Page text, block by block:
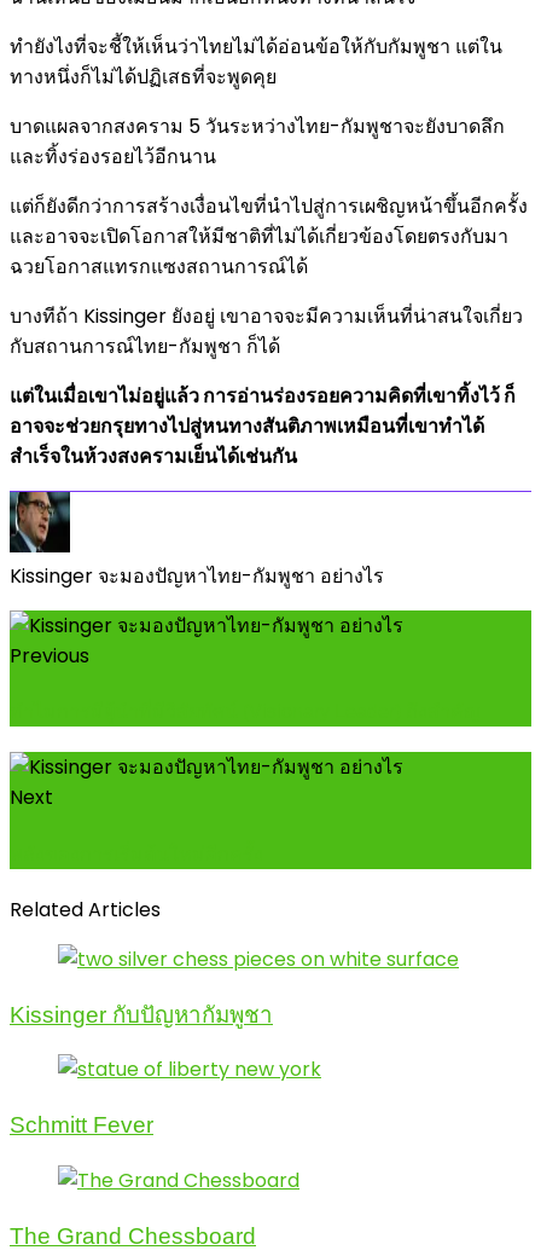
ทำยังไงที่จะชี้ให้เห็นว่าไทยไม่ได้อ่อนข้อให้กับกัมพูชา แต่ใน
ทางหนึ่งก็ไม่ได้ปฏิเสธที่จะพูดคุย
บาดแผลจากสงคราม 5 วันระหว่างไทย-กัมพูชาจะยังบาดลึก
และทิ้งร่องรอยไว้อีกนาน
แต่ก็ยังดีกว่าการสร้างเงื่อนไขที่นำไปสู่การเผชิญหน้าขึ้นอีกครั้ง
และอาจจะเปิดโอกาสให้มีชาติที่ไม่ได้เกี่ยวข้องโดยตรงกับมา
ฉวยโอกาสแทรกแซงสถานการณ์ได้
บางทีถ้า Kissinger ยังอยู่ เขาอาจจะมีความเห็นที่น่าสนใจเกี่ยว
กับสถานการณ์ไทย-กัมพูชา ก็ได้
แต่ในเมื่อเขาไม่อยู่แล้ว การอ่านร่องรอยความคิดที่เขาทิ้งไว้ ก็
อาจจะช่วยกรุยทางไปสู่หนทางสันติภาพเหมือนที่เขาทำได้
สำเร็จในห้วงสงครามเย็นได้เช่นกัน
Kissinger จะมองปัญหาไทย-กัมพูชา อย่างไร
Previous
Next
Related Articles
Kissinger กับปัญหากัมพูชา
Schmitt Fever
The Grand Chessboard